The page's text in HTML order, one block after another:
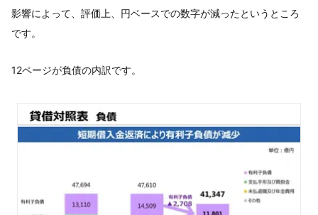
影響によって、評価上、円ベースでの数字が減ったというところ
です。
12ページが負債の内訳です。